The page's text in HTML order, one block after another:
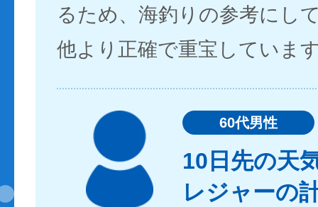
るため、海釣りの参考にし
他より正確で重宝していま
60代男性
10日先の天
レジャーの